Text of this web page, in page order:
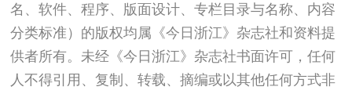
名、软件、程序、版面设计、专栏目录与名称、内容
分类标准）的版权均属《今日浙江》杂志社和资料提
供者所有。未经《今日浙江》杂志社书面许可，任何
人不得引用、复制、转载、摘编或以其他任何方式非